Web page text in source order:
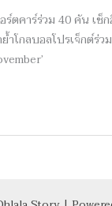
ร์ตคาร์ร่วม 40 คัน เช็
โกลบอลโปรเจ็กต์ร่ว